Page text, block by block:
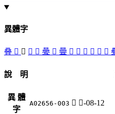
異體字
叠 󳲣 𣈍 󳲜 󳲤 㬪 󳲡 曡 󳲠 󳲚 𣆹 󳲙 󳲟 󳲝
說 明
異 體
字
A02656-003 𣈍 日-08-12